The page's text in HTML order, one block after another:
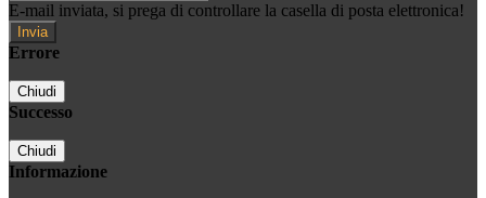
E-mail inviata, si prega di controllare la casella di posta elettronica!
Errore
Chiudi
Successo
Chiudi
Informazione